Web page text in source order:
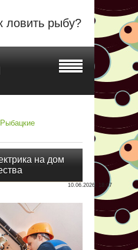
ловить рыбу?
Рыбацкие
на дом
10.06.2026, 18:07